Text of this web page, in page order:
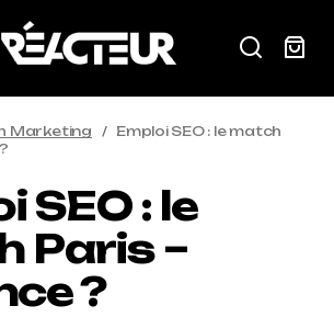
Marketing
Emploi SEO : le match
SEO : le
Paris –
?